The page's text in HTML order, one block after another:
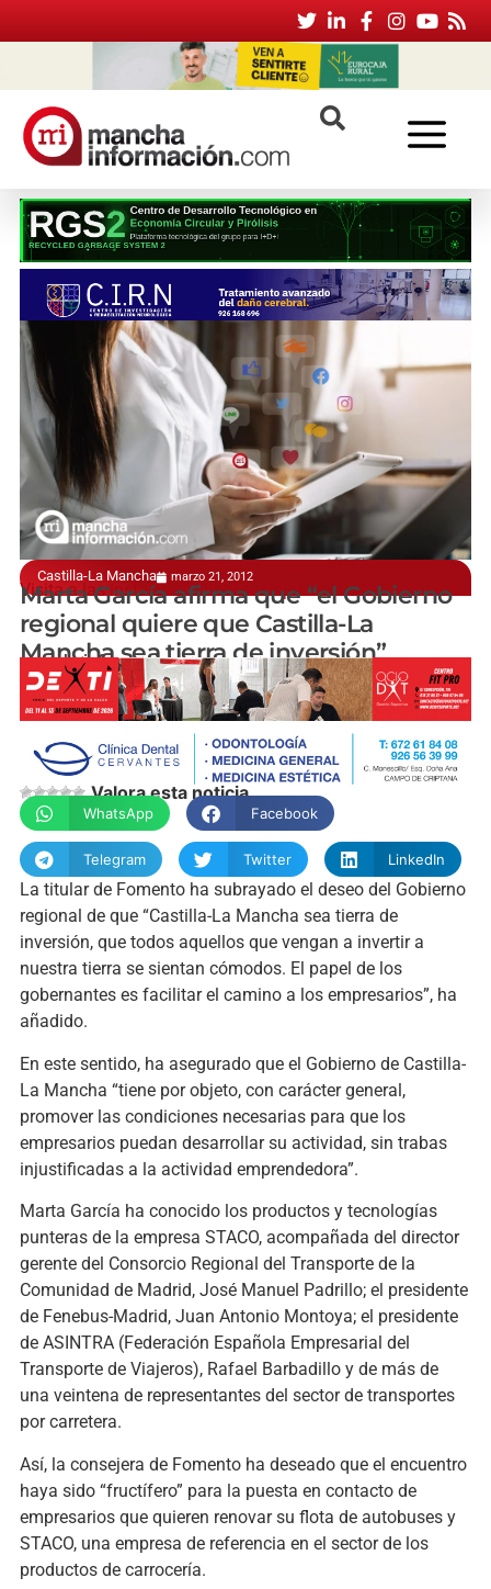
Castilla-La Mancha marzo 21, 2012
Visita a las instalaciones de la empresa STACO
Marta García afirma que “el Gobierno
regional quiere que Castilla-La
Mancha sea tierra de inversión”
manchainformacion.com
Valora esta noticia
WhatsApp Facebook
Telegram Twitter LinkedIn
La titular de Fomento ha subrayado el deseo del Gobierno
regional de que “Castilla-La Mancha sea tierra de
inversión, que todos aquellos que vengan a invertir a
nuestra tierra se sientan cómodos. El papel de los
gobernantes es facilitar el camino a los empresarios”, ha
añadido.
En este sentido, ha asegurado que el Gobierno de Castilla-
La Mancha “tiene por objeto, con carácter general,
promover las condiciones necesarias para que los
empresarios puedan desarrollar su actividad, sin trabas
injustificadas a la actividad emprendedora”.
Marta García ha conocido los productos y tecnologías
punteras de la empresa STACO, acompañada del director
gerente del Consorcio Regional del Transporte de la
Comunidad de Madrid, José Manuel Padrillo; el presidente
de Fenebus-Madrid, Juan Antonio Montoya; el presidente
de ASINTRA (Federación Española Empresarial del
Transporte de Viajeros), Rafael Barbadillo y de más de
una veintena de representantes del sector de transportes
por carretera.
Así, la consejera de Fomento ha deseado que el encuentro
haya sido “fructífero” para la puesta en contacto de
empresarios que quieren renovar su flota de autobuses y
STACO, una empresa de referencia en el sector de los
productos de carrocería.